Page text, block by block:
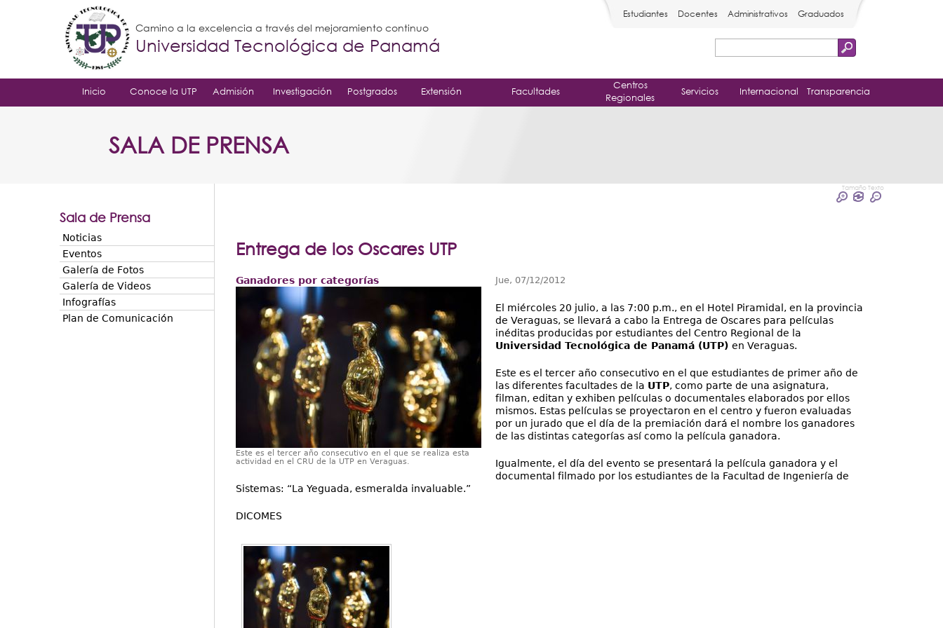
de
Estudiantes Docentes Administrativos Graduados
Camino a la excelencia a través del mejoramiento continuo
Universidad Tecnológica de Panamá
Inicio Conoce la UTP Admisión Investigación Postgrados Extensión Facultades
Centros
Regionales
Servicios Internacional Transparencia
SALA DE PRENSA
Tamaño Texto
Entrega de los Oscares UTP
Ganadores por categorías
Este es el tercer año consecutivo en el que se realiza esta
actividad en el CRU de la UTP en Veraguas.
Jue, 07/12/2012
El miércoles 20 julio, a las 7:00 p.m., en el Hotel Piramidal, en la provincia
de Veraguas, se llevará a cabo la Entrega de Oscares para películas
inéditas producidas por estudiantes del Centro Regional de la
Universidad Tecnológica de Panamá (UTP) en Veraguas.
Este es el tercer año consecutivo en el que estudiantes de primer año de
las diferentes facultades de la UTP, como parte de una asignatura,
filman, editan y exhiben películas o documentales elaborados por ellos
mismos. Estas películas se proyectaron en el centro y fueron evaluadas
por un jurado que el día de la premiación dará el nombre los ganadores
de las distintas categorías así como la película ganadora.
Igualmente, el día del evento se presentará la película ganadora y el
documental filmado por los estudiantes de la Facultad de Ingeniería de
Sistemas: “La Yeguada, esmeralda invaluable.”
DICOMES
Sala de Prensa
Noticias
Eventos
Galería de Fotos
Galería de Videos
Infografías
Plan de Comunicación